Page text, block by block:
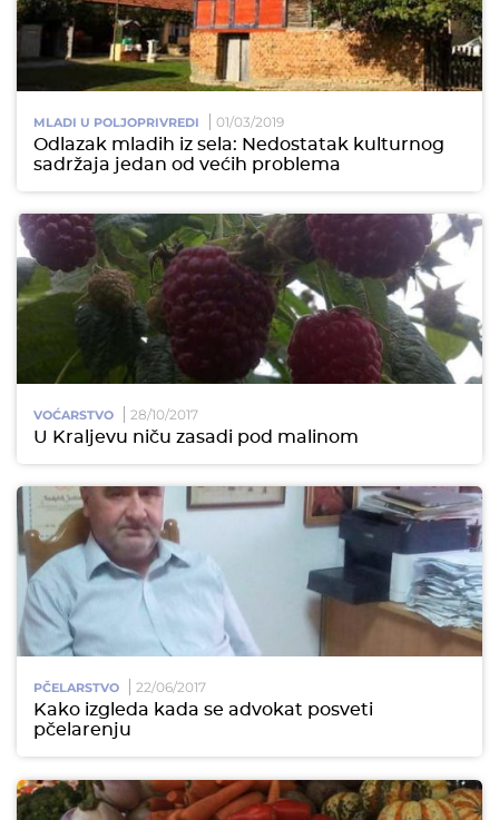
MLADI U POLJOPRIVREDI 01/03/2019
Odlazak mladih iz sela: Nedostatak kulturnog
sadržaja jedan od većih problema
VOĆARSTVO 28/10/2017
U Kraljevu niču zasadi pod malinom
PČELARSTVO 22/06/2017
Kako izgleda kada se advokat posveti
pčelarenju